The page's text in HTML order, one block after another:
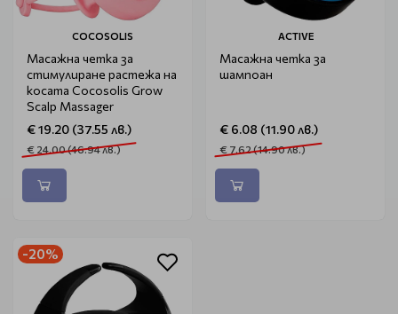
COCOSOLIS
Масажна четка за
стимулиране растежа на
косата Cocosolis Grow
Scalp Massager
€ 19.20 (37.55 лв.)
€ 24.00 (46.94 лв.)
ACTIVE
Масажна четка за
шампоан
€ 6.08 (11.90 лв.)
€ 7.62 (14.90 лв.)
-20%